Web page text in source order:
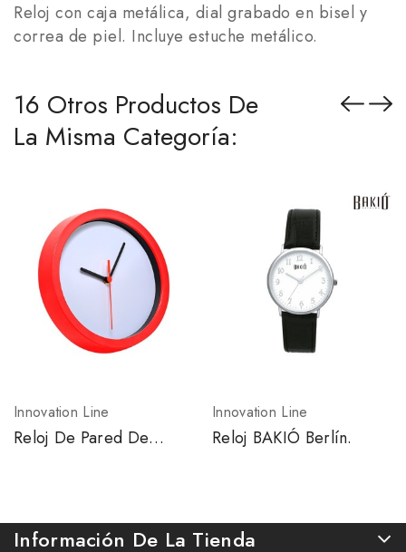
Reloj con caja metálica, dial grabado en bisel y
correa de piel. Incluye estuche metálico.
16 Otros Productos De
La Misma Categoría:
Innovation Line
Reloj De Pared De
Innovation Line
Reloj BAKIÓ Berlín.
Información De La Tienda